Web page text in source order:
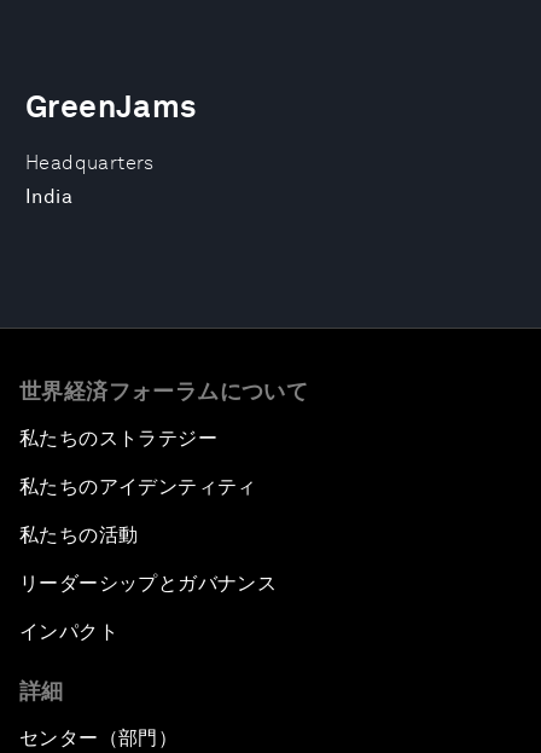
Headquarters
India
GreenJams
世界経済フォーラムについて
私たちのストラテジー
私たちのアイデンティティ
私たちの活動
リーダーシップとガバナンス
インパクト
詳細
センター（部門）